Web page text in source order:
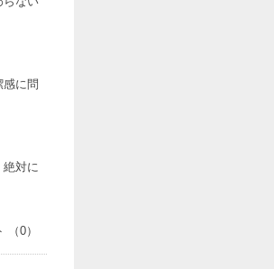
感に問
対に
（0）